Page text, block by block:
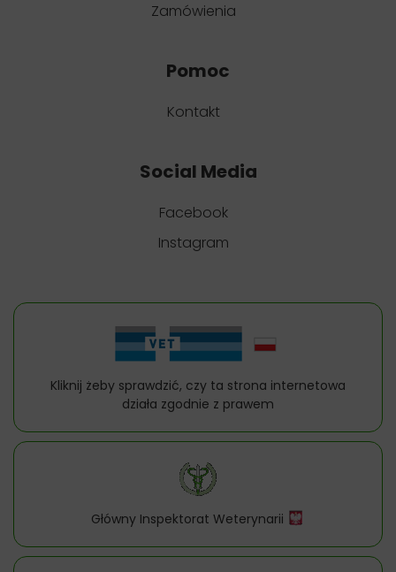
Zamówienia
Pomoc
Kontakt
Social Media
Facebook
Instagram
Kliknij żeby sprawdzić, czy ta strona internetowa
działa zgodnie z prawem
Główny Inspektorat Weterynarii